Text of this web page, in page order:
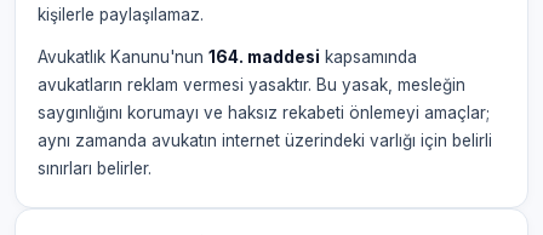
kişilerle paylaşılamaz.
Avukatlık Kanunu'nun 164. maddesi kapsamında
avukatların reklam vermesi yasaktır. Bu yasak, mesleğin
saygınlığını korumayı ve haksız rekabeti önlemeyi amaçlar;
aynı zamanda avukatın internet üzerindeki varlığı için belirli
sınırları belirler.